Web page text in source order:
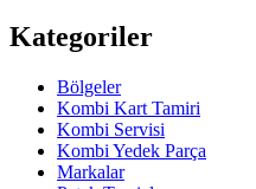
Kategoriler
Bölgeler
Kombi Kart Tamiri
Kombi Servisi
Kombi Yedek Parça
Markalar